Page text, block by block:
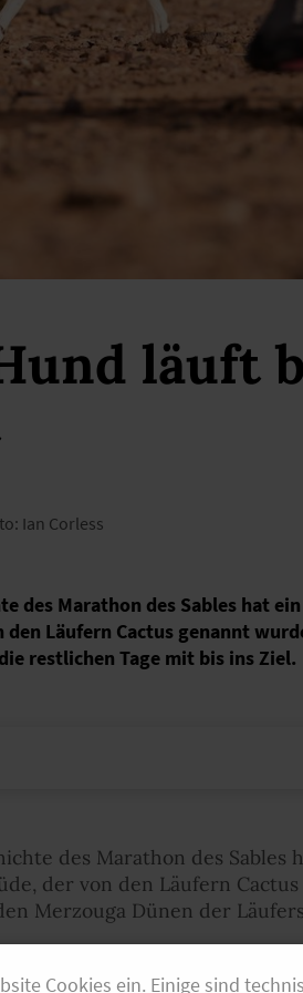
läuft
Ian Corless
des Marathon des Sables hat
Läufern Cactus genannt
restlichen Tage mit bis ins Ziel.
des Marathon des
der von den Läufern
Merzouga Dünen der
Cookies ein. Einige sind